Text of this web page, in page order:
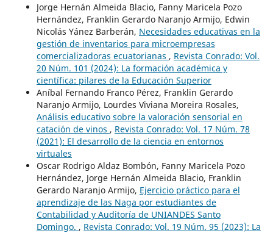
Jorge Hernán Almeida Blacio, Fanny Maricela Pozo
Hernández, Franklin Gerardo Naranjo Armijo, Edwin
Nicolás Yánez Barberán, Necesidades educativas en la
gestión de inventarios para microempresas
comercializadoras ecuatorianas , Revista Conrado: Vol.
20 Núm. 101 (2024): La formación académica y
científica: pilares de la Educación Superior
Aníbal Fernando Franco Pérez, Franklin Gerardo
Naranjo Armijo, Lourdes Viviana Moreira Rosales,
Análisis educativo sobre la valoración sensorial en
catación de vinos , Revista Conrado: Vol. 17 Núm. 78
(2021): El desarrollo de la ciencia en entornos
virtuales
Oscar Rodrigo Aldaz Bombón, Fanny Maricela Pozo
Hernández, Jorge Hernán Almeida Blacio, Franklin
Gerardo Naranjo Armijo, Ejercicio práctico para el
aprendizaje de las Naga por estudiantes de
Contabilidad y Auditoría de UNIANDES Santo
Domingo. , Revista Conrado: Vol. 19 Núm. 95 (2023): La